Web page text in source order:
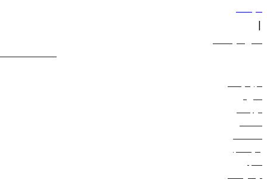
سياساتنا
|
الشروط والأحكام
600 544 445
حجز الرحلات
العروض
الوجهات
الأمتعة
المساعدة
إدارة الحجز
الأخبار
تواصل معنا